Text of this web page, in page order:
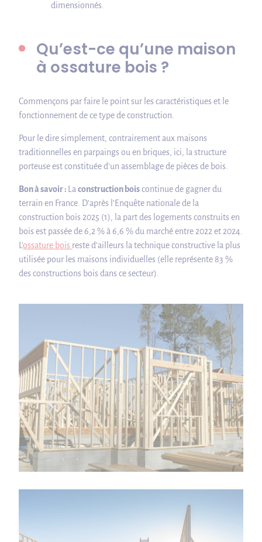
dimensionnés.
Qu’est-ce qu’une maison
à ossature bois ?
Commençons par faire le point sur les caractéristiques et le
fonctionnement de ce type de construction.
Pour le dire simplement, contrairement aux maisons
traditionnelles en parpaings ou en briques, ici, la structure
porteuse est constituée d’un assemblage de pièces de bois.
Bon à savoir : Laconstruction boiscontinue de gagner du
terrain en France. D’après l’Enquête nationale de la
construction bois 2025 (1), la part des logements construits en
bois est passée de 6,2 % à 6,6 % du marché entre 2022 et 2024.
L’ossature bois reste d’ailleurs la technique constructive la plus
utilisée pour les maisons individuelles (elle représente 83 %
des constructions bois dans ce secteur).